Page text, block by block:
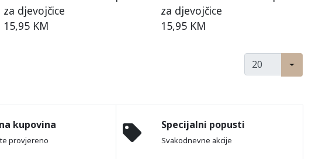
za djevojčice
15,95 KM
za djevojčice
15,95 KM
kupovina
provjereno
Specijalni popusti
Svakodnevne akcije